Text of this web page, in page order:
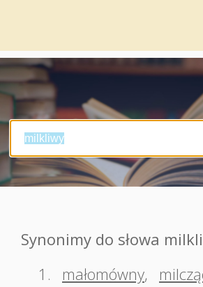
Synonimy do słowa
1.
małomówny,